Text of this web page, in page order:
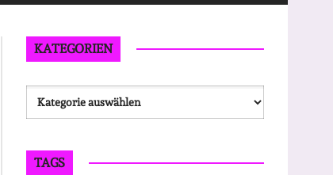
KATEGORIEN
Kategorien
TAGS